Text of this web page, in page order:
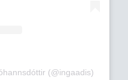
(@ingaadis)